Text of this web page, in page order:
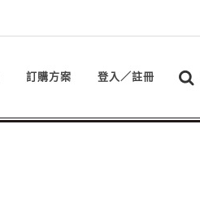
訂購方案 登入／註冊